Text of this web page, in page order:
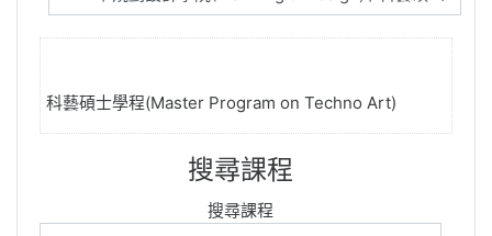
科藝碩士學程(Master Program on Techno Art)
搜尋課程
搜尋課程